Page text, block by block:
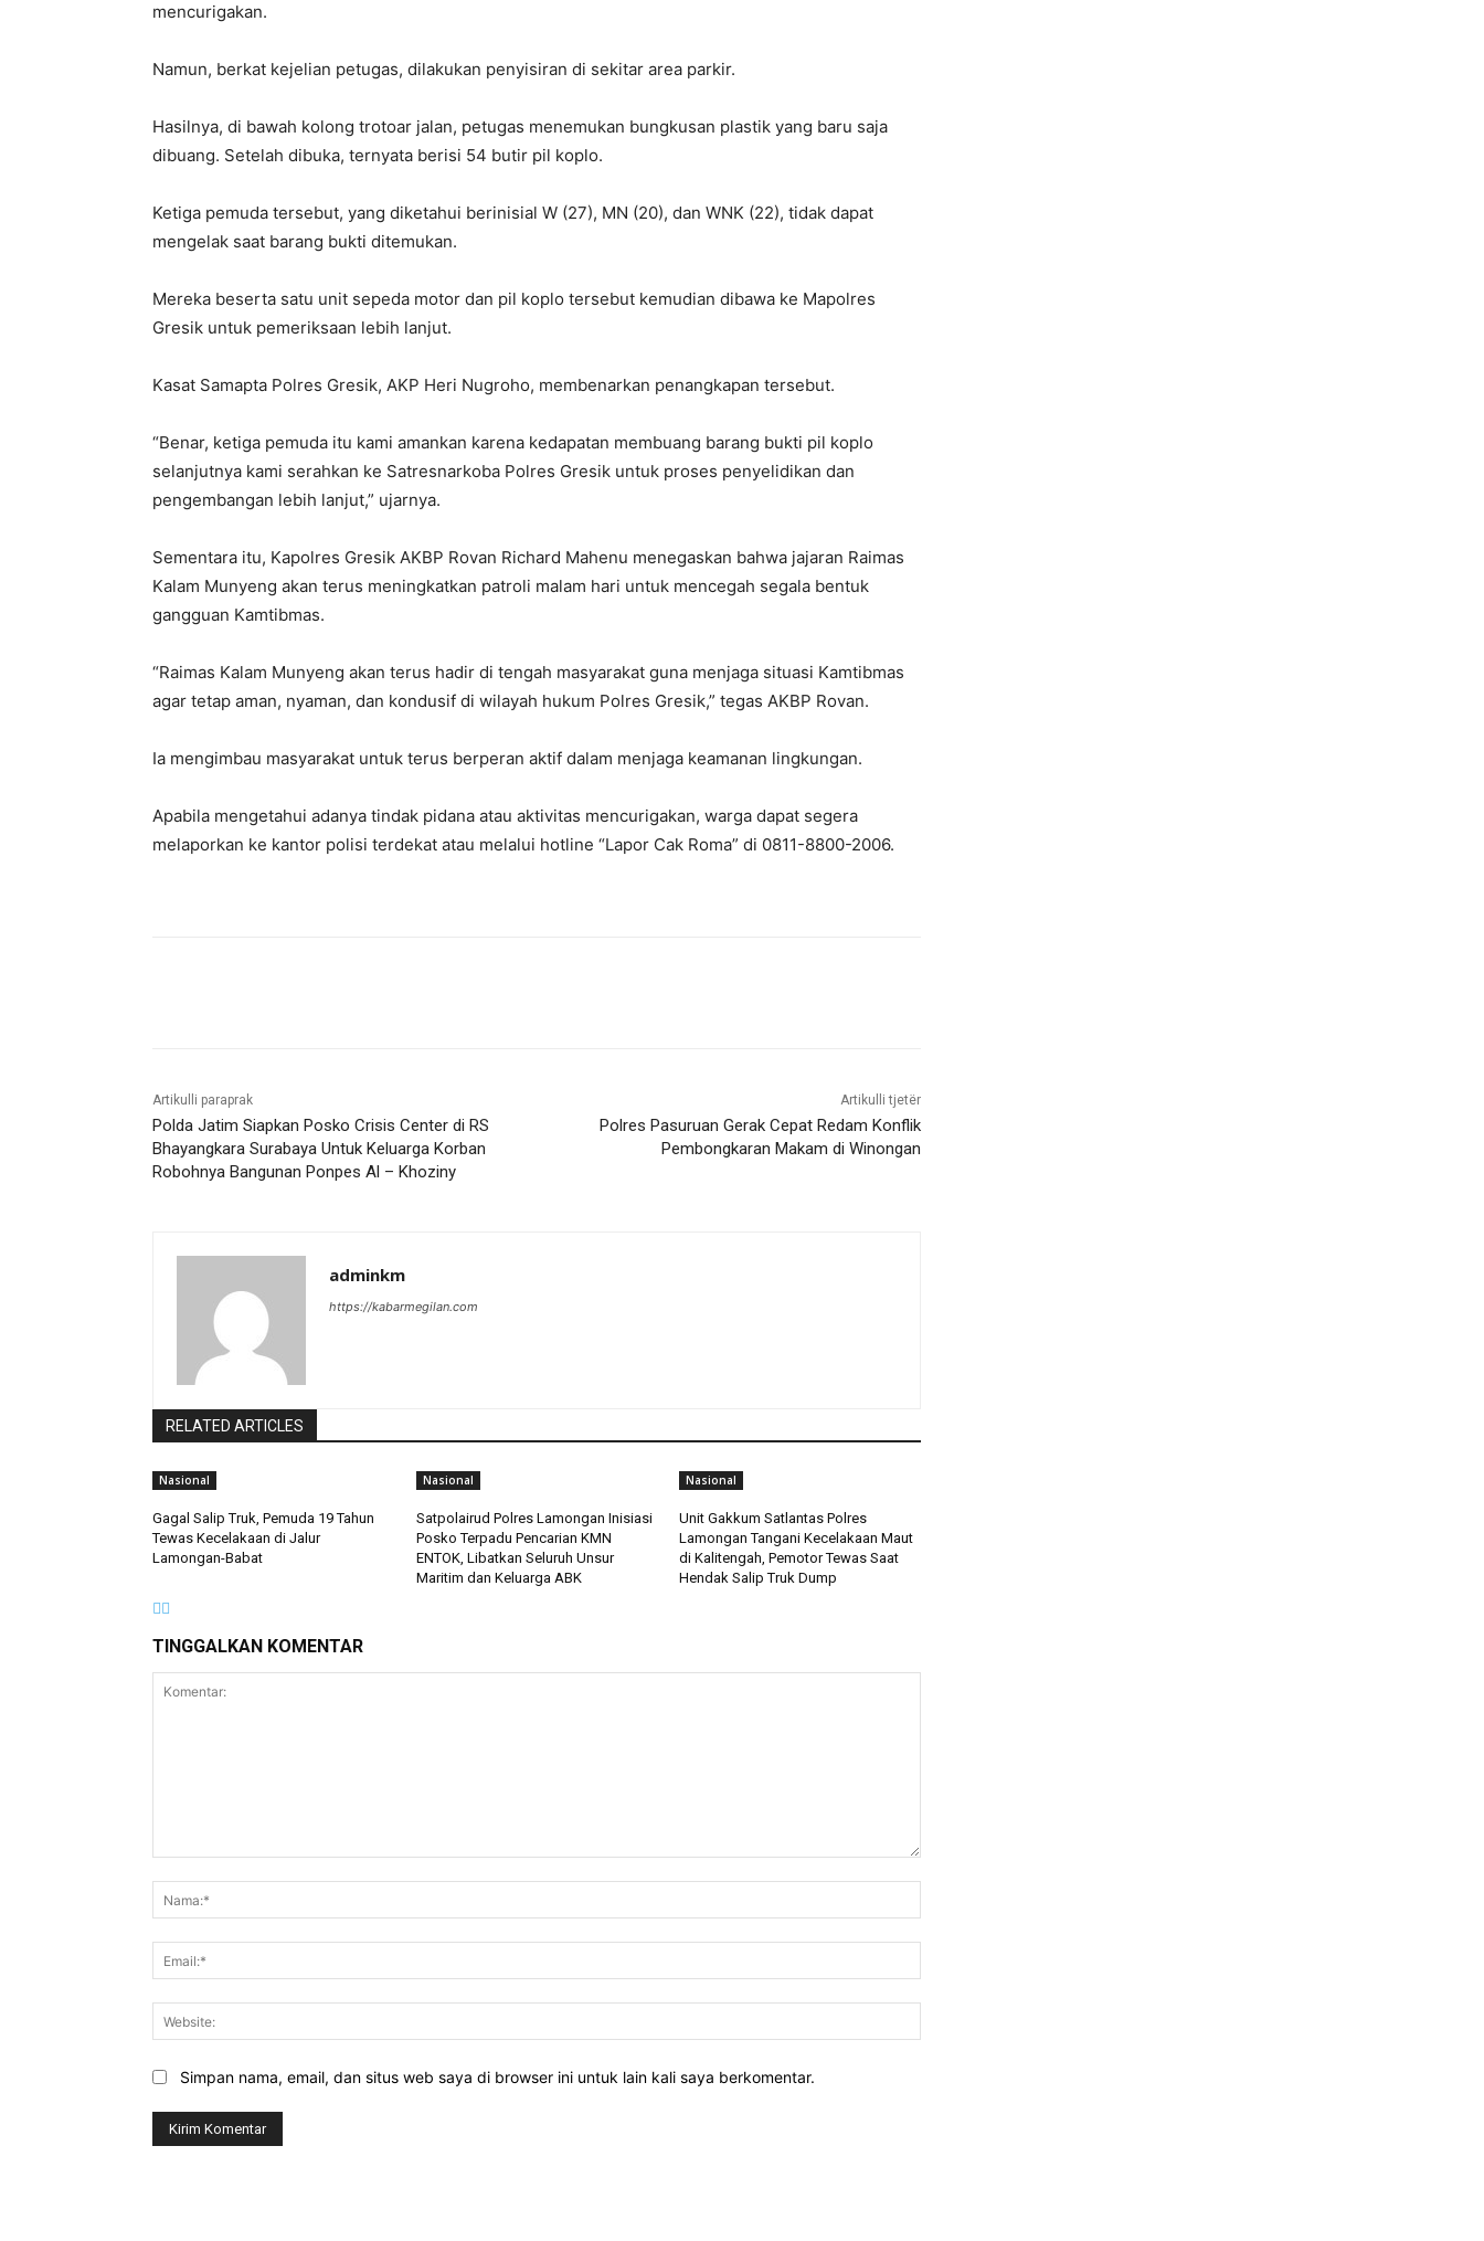
mencurigakan.
Namun, berkat kejelian petugas, dilakukan penyisiran di sekitar area parkir.
Hasilnya, di bawah kolong trotoar jalan, petugas menemukan bungkusan plastik yang baru saja
dibuang. Setelah dibuka, ternyata berisi 54 butir pil koplo.
Ketiga pemuda tersebut, yang diketahui berinisial W (27), MN (20), dan WNK (22), tidak dapat
mengelak saat barang bukti ditemukan.
Mereka beserta satu unit sepeda motor dan pil koplo tersebut kemudian dibawa ke Mapolres
Gresik untuk pemeriksaan lebih lanjut.
Kasat Samapta Polres Gresik, AKP Heri Nugroho, membenarkan penangkapan tersebut.
“Benar, ketiga pemuda itu kami amankan karena kedapatan membuang barang bukti pil koplo
selanjutnya kami serahkan ke Satresnarkoba Polres Gresik untuk proses penyelidikan dan
pengembangan lebih lanjut,” ujarnya.
Sementara itu, Kapolres Gresik AKBP Rovan Richard Mahenu menegaskan bahwa jajaran Raimas
Kalam Munyeng akan terus meningkatkan patroli malam hari untuk mencegah segala bentuk
gangguan Kamtibmas.
“Raimas Kalam Munyeng akan terus hadir di tengah masyarakat guna menjaga situasi Kamtibmas
agar tetap aman, nyaman, dan kondusif di wilayah hukum Polres Gresik,” tegas AKBP Rovan.
Ia mengimbau masyarakat untuk terus berperan aktif dalam menjaga keamanan lingkungan.
Apabila mengetahui adanya tindak pidana atau aktivitas mencurigakan, warga dapat segera
melaporkan ke kantor polisi terdekat atau melalui hotline “Lapor Cak Roma” di 0811-8800-2006.
Artikulli paraprak
Polda Jatim Siapkan Posko Crisis Center di RS
Bhayangkara Surabaya Untuk Keluarga Korban
Robohnya Bangunan Ponpes Al – Khoziny
Artikulli tjetër
Polres Pasuruan Gerak Cepat Redam Konflik
Pembongkaran Makam di Winongan
adminkm
https://kabarmegilan.com
RELATED ARTICLES
Nasional
Gagal Salip Truk, Pemuda 19 Tahun
Tewas Kecelakaan di Jalur
Lamongan-Babat
Nasional
Satpolairud Polres Lamongan Inisiasi
Posko Terpadu Pencarian KMN
ENTOK, Libatkan Seluruh Unsur
Maritim dan Keluarga ABK
Nasional
Unit Gakkum Satlantas Polres
Lamongan Tangani Kecelakaan Maut
di Kalitengah, Pemotor Tewas Saat
Hendak Salip Truk Dump
TINGGALKAN KOMENTAR
Simpan nama, email, dan situs web saya di browser ini untuk lain kali saya berkomentar.